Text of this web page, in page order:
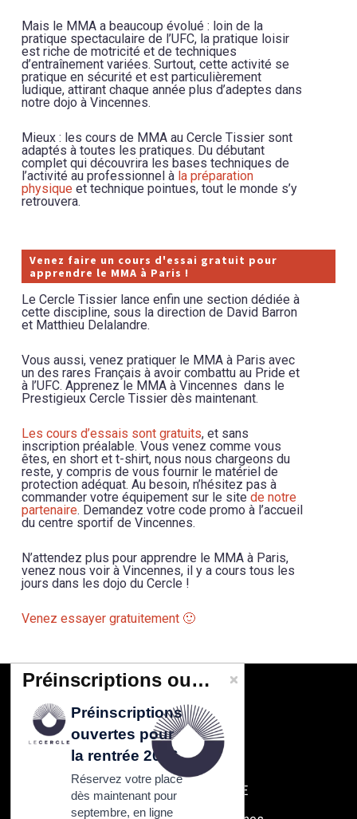
Mais le MMA a beaucoup évolué : loin de la
pratique spectaculaire de l’UFC, la pratique loisir
est riche de motricité et de techniques
d’entraînement variées. Surtout, cette activité se
pratique en sécurité et est particulièrement
ludique, attirant chaque année plus d’adeptes dans
notre dojo à Vincennes.
Mieux : les cours de MMA au Cercle Tissier sont
adaptés à toutes les pratiques. Du débutant
complet qui découvrira les bases techniques de
l’activité au professionnel à la préparation
physique et technique pointues, tout le monde s’y
retrouvera.
Venez faire un cours d'essai gratuit pour
apprendre le MMA à Paris !
Le Cercle Tissier lance enfin une section dédiée à
cette discipline, sous la direction de David Barron
et Matthieu Delalandre.
Vous aussi, venez pratiquer le MMA à Paris avec
un des rares Français à avoir combattu au Pride et
à l’UFC. Apprenez le MMA à Vincennes dans le
Prestigieux Cercle Tissier dès maintenant.
Les cours d’essais sont gratuits, et sans
inscription préalable. Vous venez comme vous
êtes, en short et t-shirt, nous nous chargeons du
reste, y compris de vous fournir le matériel de
protection adéquat. Au besoin, n’hésitez pas à
commander votre équipement sur le sitede notre
partenaire. Demandez votre code promo à l’accueil
du centre sportif de Vincennes.
N’attendez plus pour apprendre le MMA à Paris,
venez nous voir à Vincennes, il y a cours tous les
jours dans les dojo du Cercle !
Venez essayer gratuitement 🙂
CONTACT
Cercle Tissier
108 rue de Fontenay
94300 Vincennes
SAS au capital de 6000 E
Préinscriptions ouvertes pour la rentrée 2026
Préinscriptions
ouvertes pour
la rentrée 2026
Réservez votre place
dès maintenant pour
septembre, en ligne